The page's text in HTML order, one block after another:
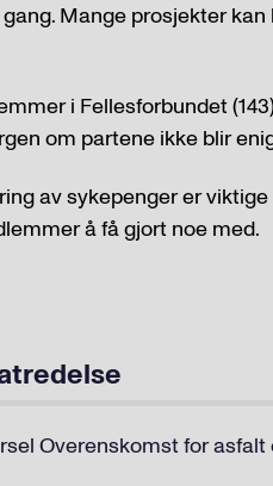
Mange prosjekter
i Fellesforbundet
om partene ikke blir
av sykepenger er
å få gjort noe med.
Overenskomst for